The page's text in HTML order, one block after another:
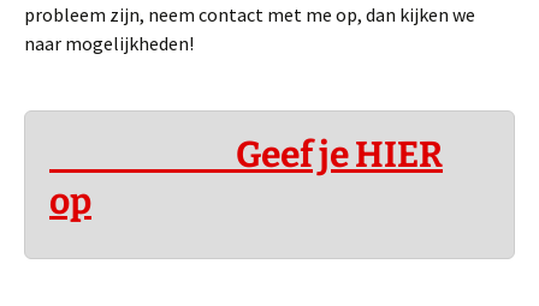
probleem zijn, neem contact met me op, dan kijken we
naar mogelijkheden!
Geef je HIER
op